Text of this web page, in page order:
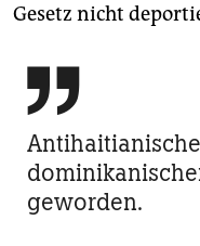
Gesetz nicht

geworden.